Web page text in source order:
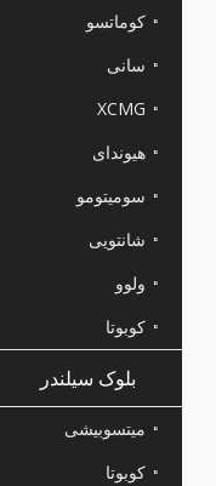
کوماتسو
سانی
XCMG
هیوندای
سومیتومو
شانتویی
ولوو
کوبوتا
بلوک سیلندر
میتسوبیشی
کوبوتا